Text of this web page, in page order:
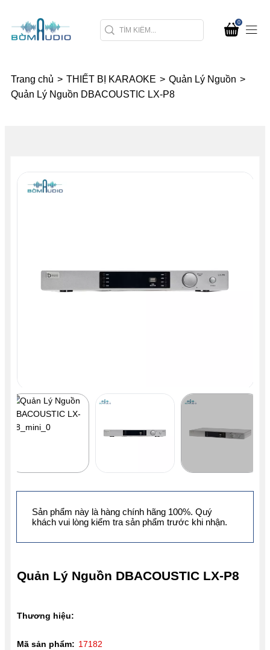
0
Trang chủ > THIẾT BỊ KARAOKE > Quản Lý Nguồn >
Quản Lý Nguồn DBACOUSTIC LX-P8
Quản Lý Nguồn DBACOUSTIC LX-P8
Thương hiệu:
Mã sản phẩm: 17182
Sản phẩm này là hàng chính hãng 100%. Quý
khách vui lòng kiểm tra sản phẩm trước khi nhận.